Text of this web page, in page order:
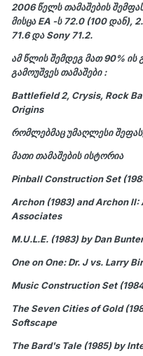
2006 წელს თამაშების
მისცაEA -ს 72.0 (100 დან),
71.6 და Sony 71.2.
ამ წლის შემდეგ მათ 90% ის
გამოუშვეს თამაშები :
Battlefield 2, Crysis, Rock
Origins
რომლებმაც უმაღლესი
მათი თამაშების ისტორია
Pinball Construction Set
Archon (1983) and Archon
Associates
M.U.L.E. (1983) by Dan
One on One: Dr. J vs. Larry
Music Construction Set
The Seven Cities of Gold
Softscape
The Bard's Tale (1985) by